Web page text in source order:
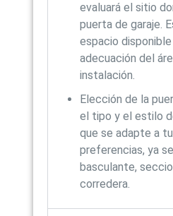
evaluará el sitio
puerta de garaje.
espacio
adecuación del
instalación.
Elección de la
el tipo y el estilo
que se adapte a
preferencias, ya
basculante,
corredera.